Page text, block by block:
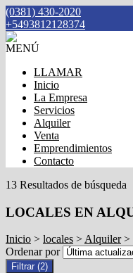
(0381) 430-2020
+5493812128374
MENÚ
LLAMAR
Inicio
La Empresa
Servicios
Alquiler
Venta
Emprendimientos
Contacto
13 Resultados de búsqueda
LOCALES EN
Inicio > locales >Alquiler>
Ordenar por
Filtrar (2)